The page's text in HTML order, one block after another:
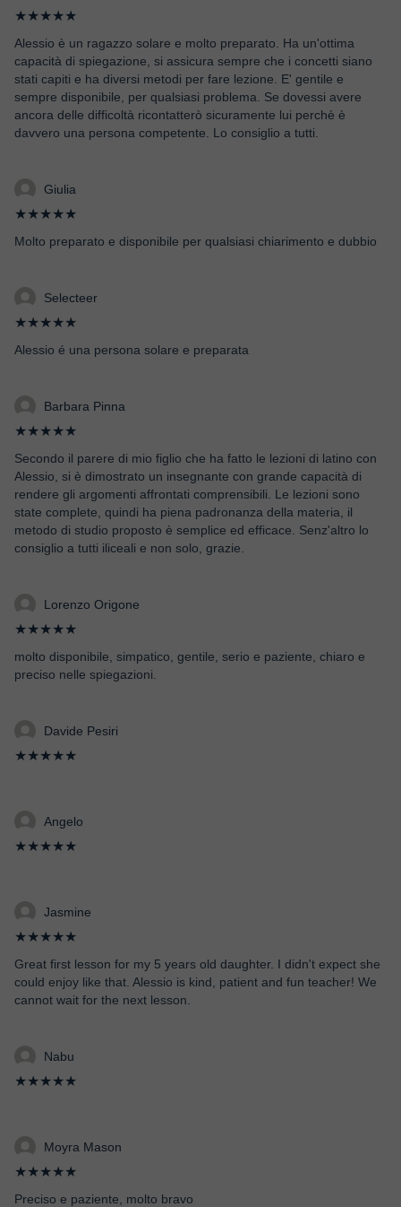
★★★★★
Alessio è un ragazzo solare e molto preparato. Ha un'ottima
capacità di spiegazione, si assicura sempre che i concetti siano
stati capiti e ha diversi metodi per fare lezione. E' gentile e
sempre disponibile, per qualsiasi problema. Se dovessi avere
ancora delle difficoltà ricontatterò sicuramente lui perchè è
davvero una persona competente. Lo consiglio a tutti.
Giulia
★★★★★
Molto preparato e disponibile per qualsiasi chiarimento e dubbio
Selecteer
★★★★★
Alessio é una persona solare e preparata
Barbara Pinna
★★★★★
Secondo il parere di mio figlio che ha fatto le lezioni di latino con
Alessio, si è dimostrato un insegnante con grande capacità di
rendere gli argomenti affrontati comprensibili. Le lezioni sono
state complete, quindi ha piena padronanza della materia, il
metodo di studio proposto è semplice ed efficace. Senz'altro lo
consiglio a tutti iliceali e non solo, grazie.
Lorenzo Origone
★★★★★
molto disponibile, simpatico, gentile, serio e paziente, chiaro e
preciso nelle spiegazioni.
Davide Pesiri
★★★★★
Angelo
★★★★★
Jasmine
★★★★★
Great first lesson for my 5 years old daughter. I didn't expect she
could enjoy like that. Alessio is kind, patient and fun teacher! We
cannot wait for the next lesson.
Nabu
★★★★★
Moyra Mason
★★★★★
Preciso e paziente, molto bravo